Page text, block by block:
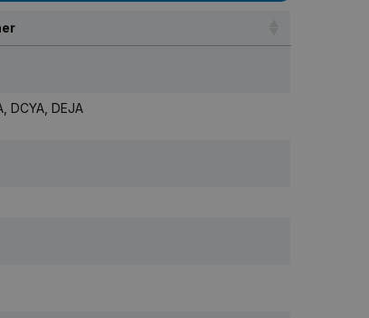
DCYA, DEJA